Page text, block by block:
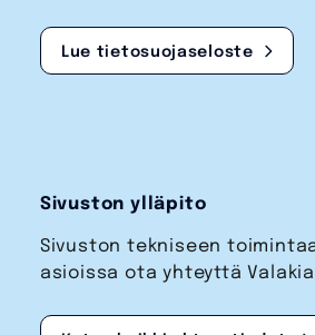
Lue tietosuojaseloste
Sivuston ylläpito
Sivuston tekniseen
asioissa ota yhteyttä